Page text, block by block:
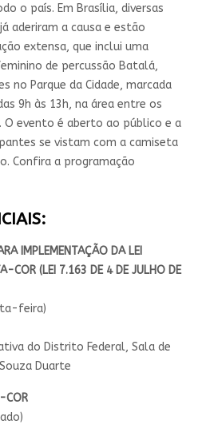
o país. Em Brasília, diversas
aderiram a causa e estão
extensa, que inclui uma
de percussão Batalá,
no Parque da Cidade, marcada
9h às 13h, na área entre os
O evento é aberto ao público e a
se vistam com a camiseta
Confira a programação
IMPLEMENTAÇÃO DA LEI
COR (LEI 7.163 DE 4 DE JULHO DE
feira)
do Distrito Federal, Sala de
Duarte
COR